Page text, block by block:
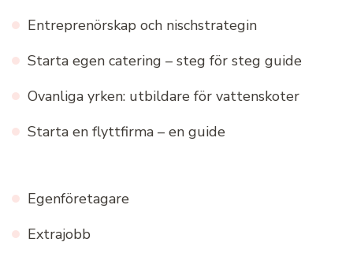
Entreprenörskap och nischstrategin
Starta egen catering – steg för steg guide
Ovanliga yrken: utbildare för vattenskoter
Starta en flyttfirma – en guide
Egenföretagare
Extrajobb